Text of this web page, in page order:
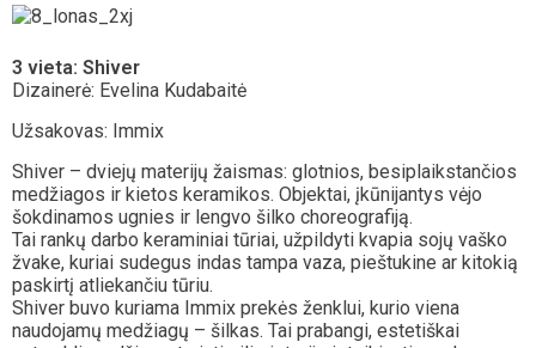
3 vieta: Shiver
Dizainerė: Evelina Kudabaitė
Užsakovas: Immix
Shiver – dviejų materijų žaismas: glotnios, besiplaikstančios
medžiagos ir kietos keramikos. Objektai, įkūnijantys vėjo
šokdinamos ugnies ir lengvo šilko choreografiją.
Tai rankų darbo keraminiai tūriai, užpildyti kvapia sojų vaško
žvake, kuriai sudegus indas tampa vaza, pieštukine ar kitokią
paskirtį atliekančiu tūriu.
Shiver buvo kuriama Immix prekės ženklui, kurio viena
naudojamų medžiagų – šilkas. Tai prabangi, estetiškai